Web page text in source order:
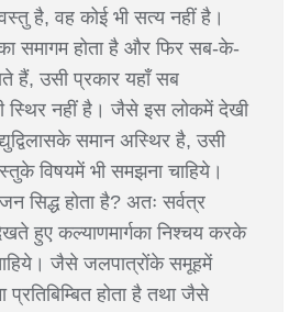
है, वह कोई भी सत्य नहीं है।
समागम होता है और फिर सब-के-
हैं, उसी प्रकार यहाँ सब
स्थिर नहीं है। जैसे इस लोकमें देखी
समान अस्थिर है, उसी
विषयमें भी समझना चाहिये।
सिद्ध होता है? अतः सर्वत्र
हुए कल्याणमार्गका निश्चय करके
जैसे जलपात्रोंके समूहमें
प्रतिबिम्बित होता है तथा जैसे